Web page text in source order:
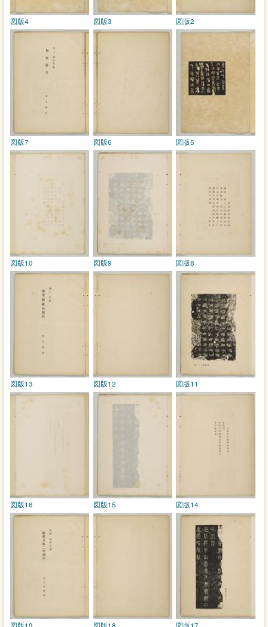
図版2
図版3
図版4
図版5
図版6
図版7
図版8
図版9
図版10
図版11
図版12
図版13
図版14
図版15
図版16